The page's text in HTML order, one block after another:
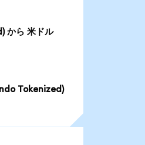
から 米ドル
Tokenized)